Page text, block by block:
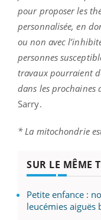
pour proposer les
personnalisée, en
ou non avec
personnes
travaux pourraient
dans les prochaines
Sarry.
* La mitochondrie
SUR LE MÊME
Petite enfance :
leucémies aiguës